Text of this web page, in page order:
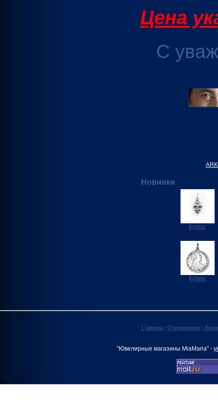
Цена
С
Новинки
Кулон
Кулон
Главная :О компании :
"Ювелирные магазины MiaMaria" -